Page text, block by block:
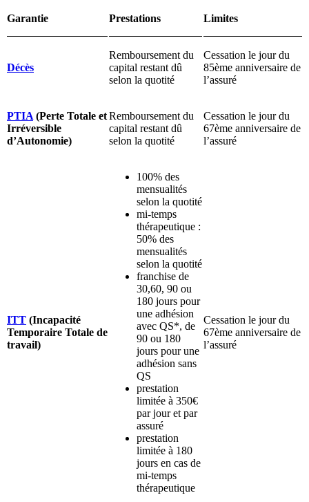
Garantie Prestations Limites
Décès
Remboursement du
capital restant dû
selon la quotité
Cessation le jour du
85ème anniversaire de
l’assuré
PTIA (Perte Totale et
Irréversible
d’Autonomie)
Remboursement du
capital restant dû
selon la quotité
Cessation le jour du
67ème anniversaire de
l’assuré
ITT (Incapacité
Temporaire Totale de
travail)
100% des
mensualités
selon la quotité
mi-temps
thérapeutique :
50% des
mensualités
selon la quotité
franchise de
30,60, 90 ou
180 jours pour
une adhésion
avec QS*, de
90 ou 180
jours pour une
adhésion sans
QS
prestation
limitée à 350€
par jour et par
assuré
prestation
limitée à 180
jours en cas de
mi-temps
thérapeutique
Cessation le jour du
67ème anniversaire de
l’assuré